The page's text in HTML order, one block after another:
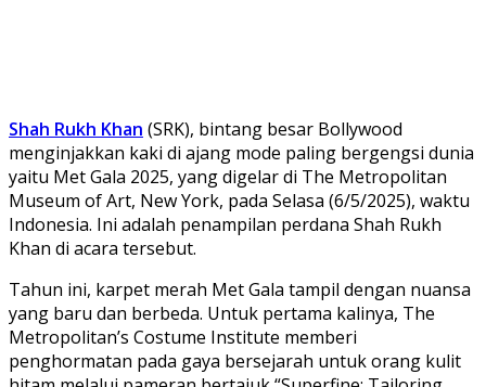
Shah Rukh Khan (SRK), bintang besar Bollywood
menginjakkan kaki di ajang mode paling bergengsi dunia
yaitu Met Gala 2025, yang digelar di The Metropolitan
Museum of Art, New York, pada Selasa (6/5/2025), waktu
Indonesia. Ini adalah penampilan perdana Shah Rukh
Khan di acara tersebut.
Tahun ini, karpet merah Met Gala tampil dengan nuansa
yang baru dan berbeda. Untuk pertama kalinya, The
Metropolitan’s Costume Institute memberi
penghormatan pada gaya bersejarah untuk orang kulit